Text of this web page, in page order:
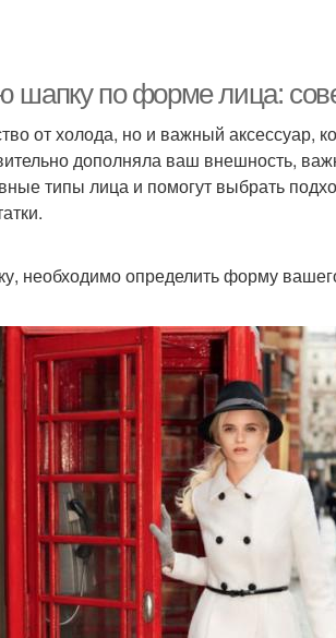
шапку по форме лица:
от холода, но и важный аксессуар,
дополняла ваш внешность,
типы лица и помогут выбрать
необходимо определить форму